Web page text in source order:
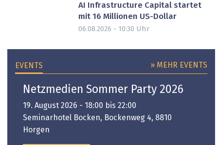
AI Infrastructure Capital startet
mit 16 Millionen US-Dollar
06.08.2026 - 10:30 Uhr
EVENTS » MEHR EVENTS
Netzmedien Sommer Party 2026
19. August 2026 - 18:00 bis 22:00
Seminarhotel Bocken, Bockenweg 4, 8810
Horgen